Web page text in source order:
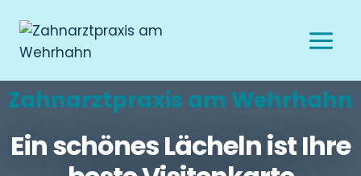
Zahnarztpraxis am Wehrhahn
Ein schönes Lächeln ist Ihre